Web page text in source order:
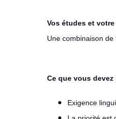
Vos études et
Une combinaison
Ce que vous devez
Exigence